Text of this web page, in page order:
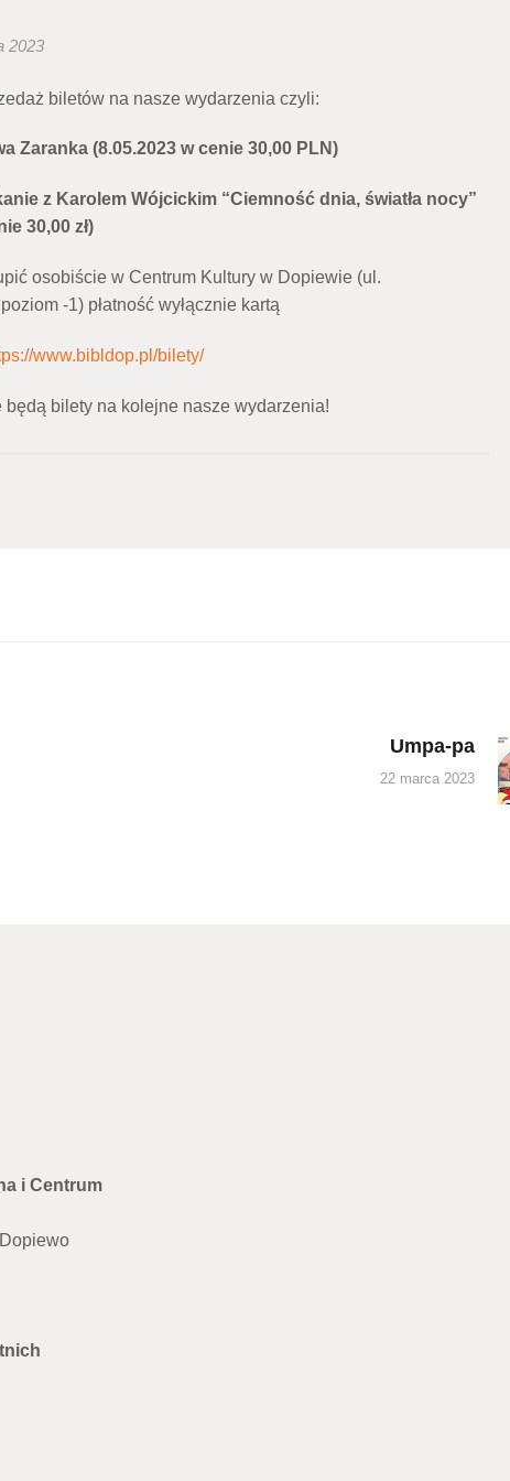
2023
biletów na nasze wydarzenia czyli:
Zaranka (8.05.2023 w cenie 30,00 PLN)
z Karolem Wójcickim “Ciemność dnia, światła nocy”
30,00 zł)
osobiście w Centrum Kultury w Dopiewie (ul.
-1) płatność wyłącznie kartą
www.bibldop.pl/bilety/
będą bilety na kolejne nasze wydarzenia!
Next
post:
Umpa-pa
22 marca 2023
i Centrum